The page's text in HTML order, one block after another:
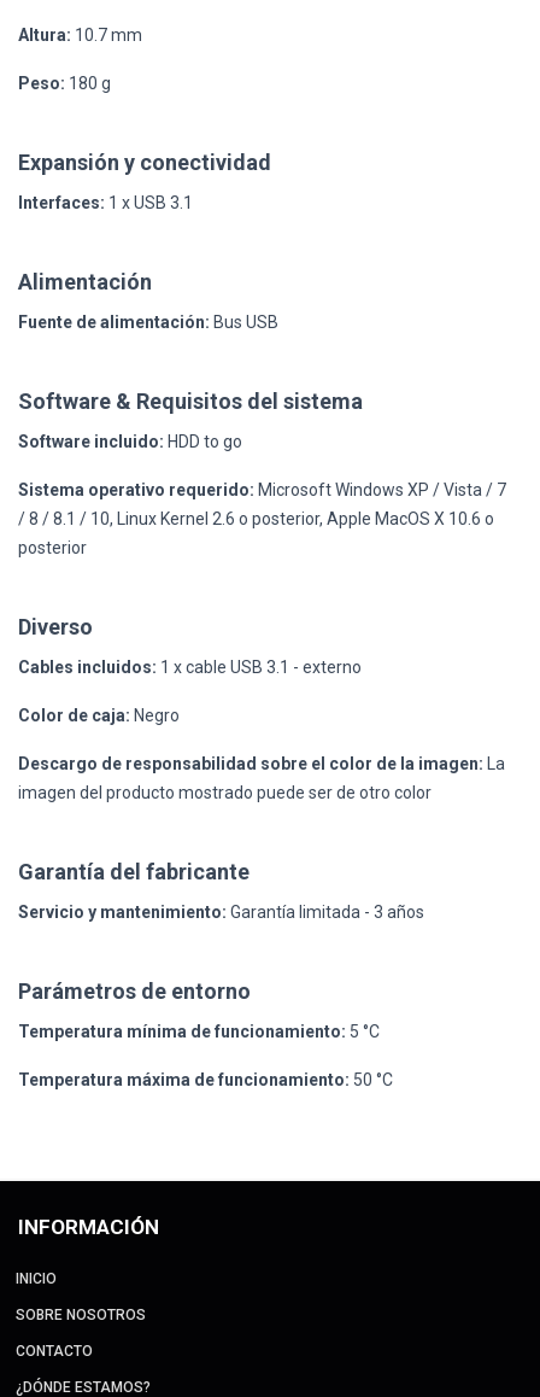
Altura: 10.7 mm
Peso: 180 g
Expansión y conectividad
Interfaces: 1 x USB 3.1
Alimentación
Fuente de alimentación: Bus USB
Software & Requisitos del sistema
Software incluido: HDD to go
Sistema operativo requerido: Microsoft Windows XP / Vista / 7
/ 8 / 8.1 / 10, Linux Kernel 2.6 o posterior, Apple MacOS X 10.6 o
posterior
Diverso
Cables incluidos: 1 x cable USB 3.1 - externo
Color de caja: Negro
Descargo de responsabilidad sobre el color de la imagen: La
imagen del producto mostrado puede ser de otro color
Garantía del fabricante
Servicio y mantenimiento: Garantía limitada - 3 años
Parámetros de entorno
Temperatura mínima de funcionamiento: 5 °C
Temperatura máxima de funcionamiento: 50 °C
INFORMACIÓN
INICIO
SOBRE NOSOTROS
CONTACTO
¿DÓNDE ESTAMOS?